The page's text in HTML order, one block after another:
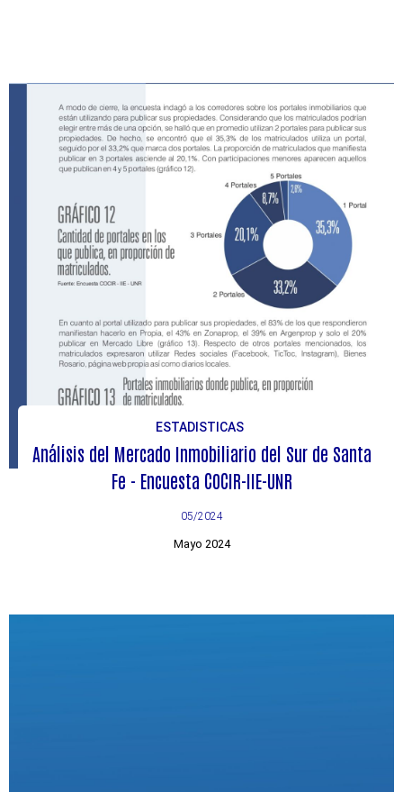
ESTADISTICAS
Análisis del Mercado Inmobiliario del Sur de Santa
Fe - Encuesta COCIR-IIE-UNR
05/2024
Mayo 2024